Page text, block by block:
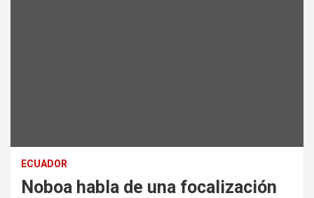
ECUADOR
Noboa habla de una focalización